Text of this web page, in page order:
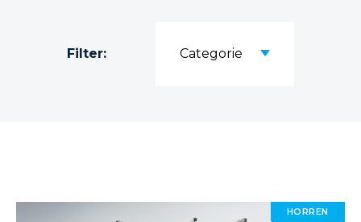
Filter: Categorie
HORREN